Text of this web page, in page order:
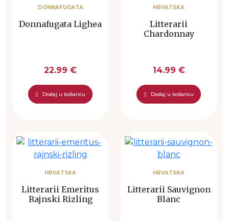
DONNAFUGATA
Donnafugata Lighea
22.99 €
Dodaj u košaricu
HRVATSKA
Litterarii
Chardonnay
14.99 €
Dodaj u košaricu
HRVATSKA
Litterarii Emeritus
Rajnski Rizling
HRVATSKA
Litterarii Sauvignon
Blanc